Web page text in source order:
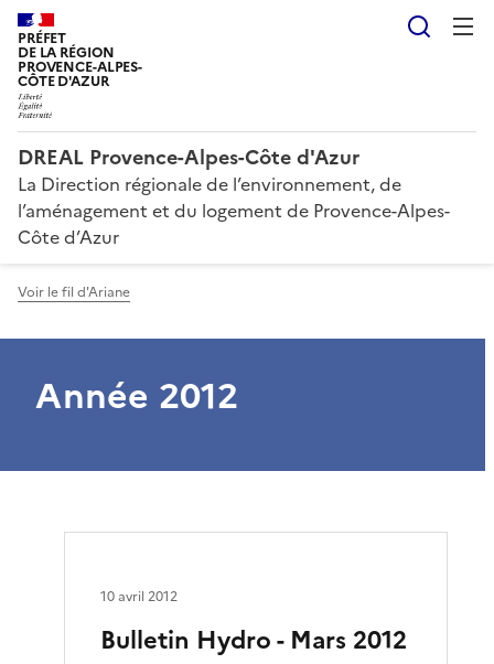
PRÉFET
DE LA RÉGION
PROVENCE-ALPES-
CÔTE D'AZUR
DREAL Provence-Alpes-Côte d'Azur
La Direction régionale de l’environnement, de
l’aménagement et du logement de Provence-Alpes-
Côte d’Azur
Voir le fil d'Ariane
Année 2012
Bulletin Hydro - Mars 2012
10 avril 2012